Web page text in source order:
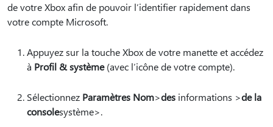
de votre Xbox afin de pouvoir l’identifier rapidement dans
votre compte Microsoft.
Appuyez sur la touche Xbox de votre manette et accédez
à Profil & système(avec l’icône de votre compte).
Sélectionnez Paramètres Nom>des informations >de la
consolesystème>.